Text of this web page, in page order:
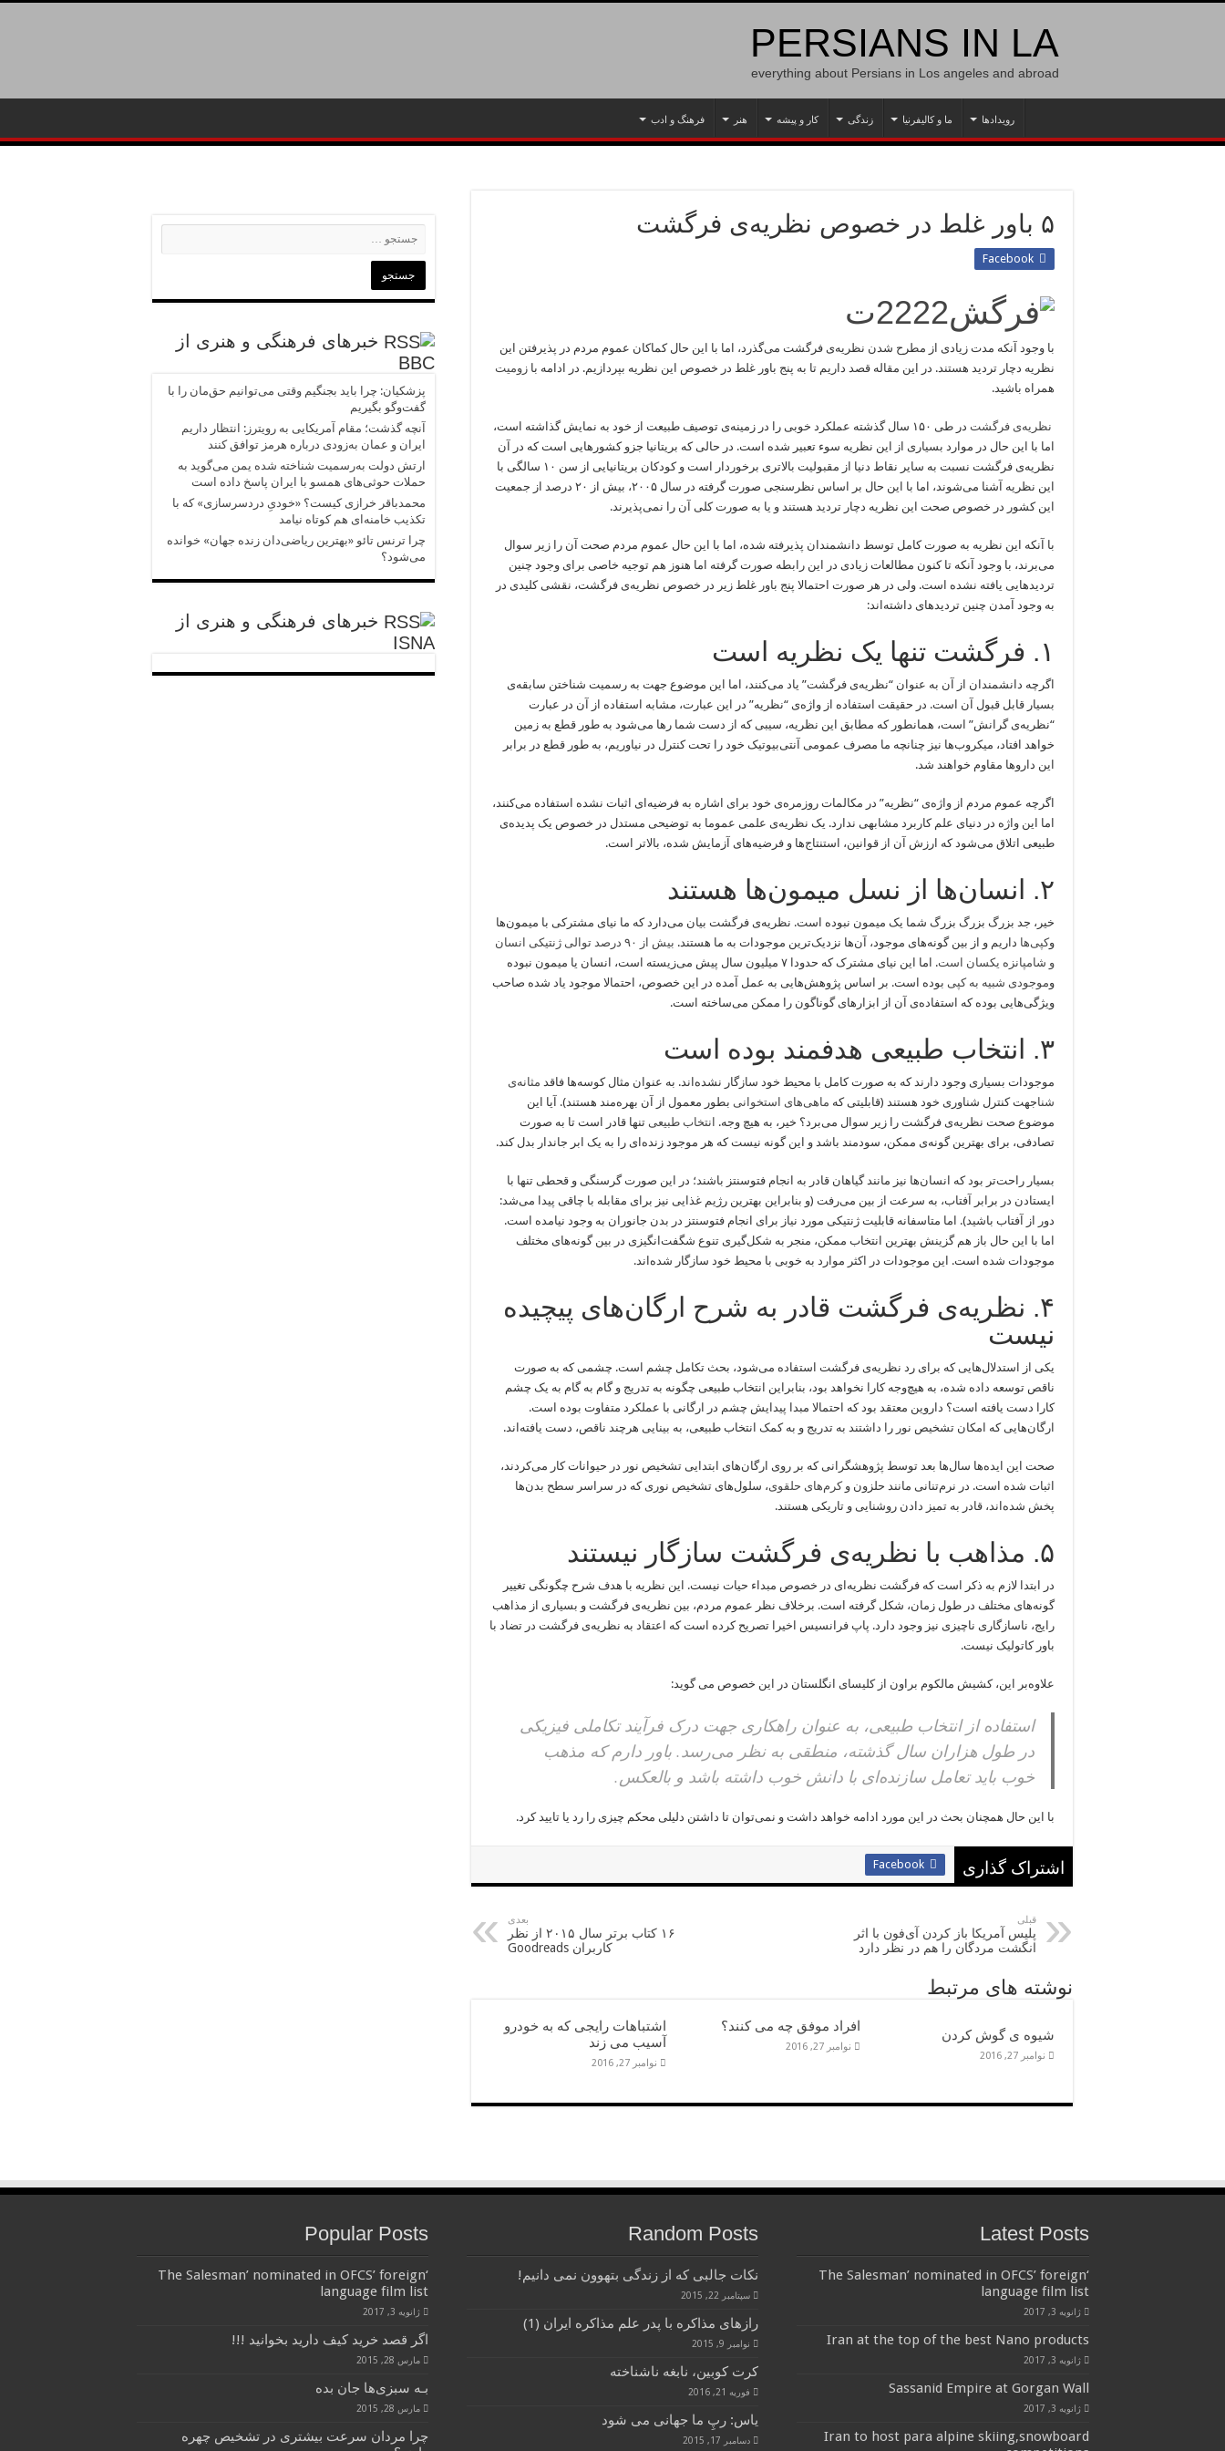
PERSIANS IN LA
everything about Persians in Los angeles and abroad
رویدادها ما و کالیفرنیا زندگی کار و پیشه هنر فرهنگ و ادب
۵ باور غلط در خصوص نظریه‌ی فرگشت
Facebook
با وجود آنکه مدت زیادی از مطرح شدن نظریه‌ی فرگشت می‌گذرد، اما با این حال کماکان عموم مردم در پذیرفتن این
نظریه دچار تردید هستند. در این مقاله قصد داریم تا به پنج باور غلط در خصوص این نظریه بپردازیم. در ادامه با زومیت
همراه باشید.
نظریه‌ی فرگشت
در طی ۱۵۰ سال گذشته عملکرد خوبی را در زمینه‌ی توصیف طبیعت از خود به نمایش گذاشته است،
اما با این حال در موارد بسیاری از این نظریه سوء تعبیر شده است. در حالی که بریتانیا جزو کشورهایی است که در آن
نظریه‌ی فرگشت نسبت به سایر نقاط دنیا از مقبولیت بالاتری برخوردار است و کودکان بریتانیایی از سن ۱۰ سالگی با
این نظریه آشنا می‌شوند، اما با این حال بر اساس نظرسنجی صورت گرفته در سال ۲۰۰۵، بیش از ۲۰ درصد از جمعیت
این کشور در خصوص صحت این نظریه دچار تردید هستند و یا به صورت کلی آن را نمی‌پذیرند.
با آنکه این نظریه به صورت کامل توسط دانشمندان پذیرفته شده، اما با این حال عموم مردم صحت آن را زیر سوال
می‌برند، با وجود آنکه تا کنون مطالعات زیادی در این رابطه صورت گرفته اما هنوز هم توجیه خاصی برای وجود چنین
تردید‌هایی یافته نشده است. ولی در هر صورت احتمالا پنج باور غلط زیر در خصوص نظریه‌ی فرگشت، نقشی کلیدی در
به وجود آمدن چنین تردیدهای داشته‌اند:
۱. فرگشت تنها یک نظریه است
اگرچه دانشمندان از آن به عنوان “نظریه‌ی فرگشت” یاد می‌کنند، اما این موضوع جهت به رسمیت شناختن سابقه‌ی
بسیار قابل قبول آن است. در حقیقت استفاده از واژه‌ی “نظریه” در این عبارت، مشابه استفاده از آن در عبارت
“نظریه‌ی گرانش” است، همانطور که مطابق این نظریه، سیبی که از دست شما رها می‌شود به طور قطع به زمین
خواهد افتاد، میکروب‌ها نیز چنانچه ما مصرف عمومی آنتی‌بیوتیک خود را تحت کنترل در نیاوریم، به طور قطع در برابر
این داروها مقاوم خواهند شد.
اگرچه عموم مردم از واژه‌ی “نظریه” در مکالمات روزمره‌ی خود برای اشاره به فرضیه‌ای اثبات نشده استفاده می‌کنند،
اما این واژه در دنیای علم کاربرد مشابهی ندارد. یک نظریه‌ی علمی عموما به توضیحی مستدل در خصوص یک پدیده‌ی
طبیعی اتلاق می‌شود که ارزش آن از قوانین، استنتاج‌ها و فرضیه‌های آزمایش شده، بالاتر است.
۲. انسان‌ها از نسل میمون‌ها هستند
خیر، جد بزرگ بزرگ بزرگ شما یک میمون نبوده است. نظریه‌ی فرگشت بیان می‌دارد که ما نیای مشترکی با میمون‌ها
وکپی‌ها داریم و از بین گونه‌های موجود، آن‌ها نزدیک‌ترین موجودات به ما هستند.
بیش از ۹۰ درصد توالی ژنتیکی انسان‌
و شامپانزه یکسان است
. اما این نیای مشترک که حدودا ۷ میلیون سال پیش می‌زیسته است، انسان یا میمون نبوده
وموجودی شبیه به کپی بوده است. بر اساس پژوهش‌هایی به عمل آمده در این خصوص، احتمالا موجود یاد شده صاحب
ویژگی‌هایی بوده که استفاده‌ی آن از ابزار‌های گوناگون را ممکن می‌ساخته است.
۳. انتخاب طبیعی هدفمند بوده است
موجودات بسیاری وجود دارند که به صورت کامل با محیط خود سازگار نشده‌اند. به عنوان مثال کوسه‌ها فاقد مثانه‌ی
شناجهت کنترل شناوری خود هستند (قابلیتی که ماهی‌های استخوانی بطور معمول از آن بهره‌مند هستند). آیا این
موضوع صحت نظریه‌‌ی فرگشت را زیر سوال می‌برد؟ خیر، به هیچ وجه. انتخاب طبیعی تنها قادر است تا به صورت
تصادفی، برای بهترین گونه‌ی ممکن، سودمند باشد و این گونه نیست که هر موجود زنده‌ای را به یک ابر جاندار بدل کند.
بسیار راحت‌تر بود که انسان‌ها نیز مانند گیاهان قادر به انجام فتوسنتز باشند؛ در این صورت گرسنگی و قحطی تنها با
ایستادن در برابر آفتاب، به سرعت از بین می‌رفت (و بنابراین بهترین رژیم غذایی نیز برای مقابله با چاقی پیدا می‌شد:
دور از آفتاب باشید). اما متاسفانه قابلیت ژنتیکی مورد نیاز برای انجام فتوسنتز در بدن جانوران به وجود نیامده است.
اما با این حال باز هم گزینش بهترین انتخاب ممکن، منجر به شکل‌گیری تنوع شگفت‌انگیزی در بین گونه‌های مختلف
موجودات شده است. این موجودات در اکثر موارد به خوبی با محیط خود سازگار شده‌اند.
۴. نظریه‌ی فرگشت قادر به شرح ارگان‌های پیچیده
نیست
یکی از استدلال‌هایی که برای رد نظریه‌‌ی فرگشت استفاده می‌شود، بحث تکامل چشم است. چشمی که به صورت
ناقص توسعه داده شده، به هیچ‌وجه کارا نخواهد بود، بنابراین انتخاب طبیعی چگونه به تدریج و گام به گام به یک چشم
کارا دست یافته است؟ داروین معتقد بود که احتمالا مبدا پیدایش چشم در ارگانی با عملکرد متفاوت بوده است.
ارگان‌هایی که امکان تشخیص نور را داشتند به تدریج و به کمک انتخاب طبیعی، به بینایی هرچند ناقص، دست یافته‌اند.
صحت این ایده‌ها سال‌ها بعد توسط پژوهشگرانی که بر روی ارگان‌های ابتدایی تشخیص نور در حیوانات کار می‌کردند،
اثبات شده است. در نرم‌تنانی مانند حلزون وکرم‌های حلقوی، سلول‌های تشخیص نوری که در سراسر سطح بدن‌ها
پخش شده‌اند، قادر به تمیز دادن روشنایی و تاریکی هستند.
۵. مذاهب با نظریه‌ی فرگشت سازگار نیستند
در ابتدا لازم به ذکر است که فرگشت نظریه‌ای در خصوص مبدا‌ء حیات نیست. این نظریه با هدف شرح چگونگی تغییر
گونه‌های مختلف در طول زمان، شکل گرفته است. برخلاف نظر عموم مردم، بین نظریه‌ی فرگشت و بسیاری از مذاهب
رایج، ناسازگاری ناچیزی نیز وجود دارد. پاپ فرانسیس اخیرا تصریح کرده است که اعتقاد به نظریه‌ی فرگشت در تضاد با
باور کاتولیک نیست.
علاوه‌بر این، کشیش مالکوم براون از کلیسای انگلستان در این خصوص می گوید:
استفاده از انتخاب طبیعی، به عنوان راهکاری جهت درک فرآیند تکاملی فیزیکی
در طول هزاران سال گذشته، منطقی به نظر می‌رسد. باور دارم که مذهب
خوب باید تعامل سازنده‌ای با دانش خوب داشته باشد و بالعکس.
با این حال همچنان بحث در این مورد ادامه خواهد داشت و نمی‌توان تا داشتن دلیلی محکم چیزی را رد یا تایید کرد.
اشتراک گذاری Facebook
قبلی
پلیس آمریکا باز کردن آی‌فون با اثر
انگشت مردگان را هم در نظر دارد
بعدی
۱۶ کتاب برتر سال ۲۰۱۵ از نظر
کاربران Goodreads
نوشته های مرتبط
شیوه ی گوش کردن
نوامبر 27, 2016
افراد موفق چه می کنند؟
نوامبر 27, 2016
اشتباهات رایجی که به خودرو
آسیب می زند
نوامبر 27, 2016
خبرهای فرهنگی و هنری از
BBC
پزشکیان: چرا باید بجنگیم وقتی می‌توانیم حق‌مان را با
گفت‌وگو بگیریم
آنچه گذشت؛ مقام آمریکایی به رویترز: انتظار داریم
ایران و عمان به‌زودی درباره هرمز توافق کنند
ارتش دولت به‌رسمیت شناخته شده یمن می‌گوید به
حملات حوثی‌های همسو با ایران پاسخ داده است
محمدباقر خرازی کیست؟ «خودیِ دردسرسازی» که با
تکذیب خامنه‌ای هم کوتاه نیامد
چرا ترنس تائو «بهترین ریاضی‌دان زنده جهان» خوانده
می‌شود؟
خبرهای فرهنگی و هنری از
ISNA
Latest Posts
‘The Salesman’ nominated in OFCS’ foreign
language film list
ژانویه 3, 2017
Iran at the top of the best Nano products
ژانویه 3, 2017
Sassanid Empire at Gorgan Wall
ژانویه 3, 2017
Iran to host para alpine skiing,snowboard
Random Posts
نکات جالبی که از زندگی بتهوون نمی دانیم!
سپتامبر 22, 2015
رازهای مذاکره با پدر علم مذاکره ایران (1)
نوامبر 9, 2015
کرت کوبین، نابغه‌ ناشناخته
فوریه 21, 2016
یاس: رپِ ما جهانی می شود
دسامبر 17, 2015
Popular Posts
‘The Salesman’ nominated in OFCS’ foreign
language film list
ژانویه 3, 2017
اگر قصد خرید کیف دارید بخوانید !!!
مارس 28, 2015
بـه سبزی‌ها جان بده
مارس 28, 2015
چرا مردان سرعت بیشتری در تشخیص چهره